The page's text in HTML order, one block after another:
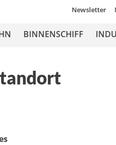
Newsletter
BINNENSCHIFF